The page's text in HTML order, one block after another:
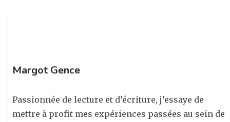
Margot Gence
Passionnée de lecture et d’écriture, j’essaye de
mettre à profit mes expériences passées au sein de